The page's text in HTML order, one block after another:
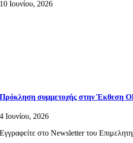
10 Ιουνίου, 2026
Πρόκληση συμμετοχής στην Έκθεση
4 Ιουνίου, 2026
Εγγραφείτε στο Newsletter του